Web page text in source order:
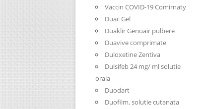
Vaccin COVID-19 Comirnaty
Duac Gel
Duaklir Genuair pulbere
Duavive comprimate
Duloxetine Zentiva
Dulsifeb 24 mg/ ml solutie
orala
Duodart
Duofilm, solutie cutanata